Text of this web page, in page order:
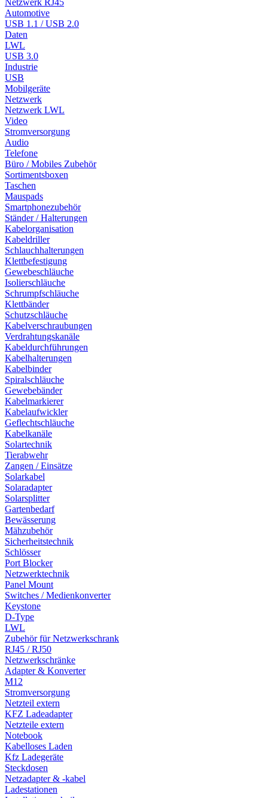
Automotive
USB 1.1 / USB 2.0
Daten
LWL
USB 3.0
Industrie
USB
Mobilgeräte
Netzwerk
Netzwerk LWL
Video
Stromversorgung
Audio
Telefone
Büro / Mobiles Zubehör
Sortimentsboxen
Taschen
Mauspads
Smartphonezubehör
Ständer / Halterungen
Kabelorganisation
Kabeldriller
Schlauchhalterungen
Klettbefestigung
Gewebeschläuche
Isolierschläuche
Schrumpfschläuche
Klettbänder
Schutzschläuche
Kabelverschraubungen
Verdrahtungskanäle
Kabeldurchführungen
Kabelhalterungen
Kabelbinder
Spiralschläuche
Gewebebänder
Kabelmarkierer
Kabelaufwickler
Geflechtschläuche
Kabelkanäle
Solartechnik
Tierabwehr
Zangen / Einsätze
Solarkabel
Solaradapter
Solarsplitter
Gartenbedarf
Bewässerung
Mähzubehör
Sicherheitstechnik
Schlösser
Port Blocker
Netzwerktechnik
Panel Mount
Switches / Medienkonverter
Keystone
D-Type
LWL
Zubehör für Netzwerkschrank
RJ45 / RJ50
Netzwerkschränke
Adapter & Konverter
M12
Stromversorgung
Netzteil extern
KFZ Ladeadapter
Netzteile extern
Notebook
Kabelloses Laden
Kfz Ladegeräte
Steckdosen
Netzadapter & -kabel
Ladestationen